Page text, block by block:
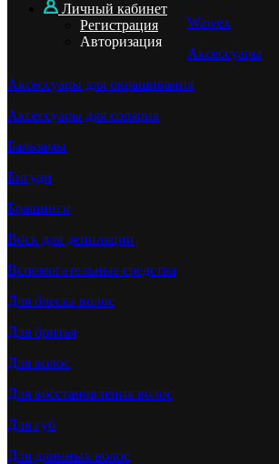
Личный кабинет
Регистрация
Авторизация
Wawex
Аксессуары
Аксессуары для окрашивания
Аксессуары для солярия
Бальзамы
Бигуди
Брашинги
Воск для депиляции
Вспомогательные средства
Для блеска волос
Для бритья
Для волос
Для восстановления волос
Для губ
Для длинных волос